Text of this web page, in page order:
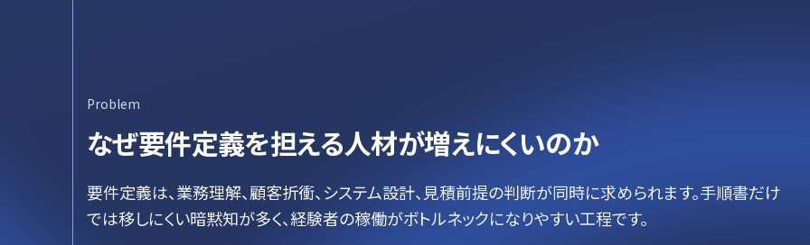
Problem
なぜ要件定義を担える人材が増えにくいのか
要件定義は、業務理解、顧客折衝、システム設計、見積前提の判断が同時に求められます。手順書だけ
では移しにくい暗黙知が多く、経験者の稼働がボトルネックになりやすい工程です。